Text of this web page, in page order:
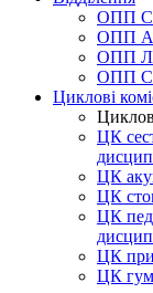
ОПП
ОПП
ОПП
ОПП
Циклові
ЦК
ЦК
ЦК
ЦК
ЦК
ЦК